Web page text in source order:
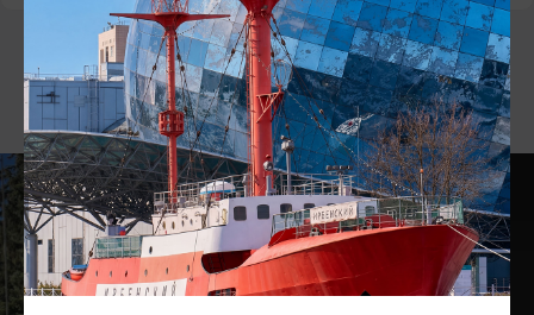
ВОЗМОЖНО ВАС ЗАИНТЕРЕСУЕТ
3